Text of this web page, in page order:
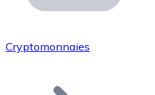
Rejoignez notre réseau
Ajoutez le token de
Cryptomonnaies